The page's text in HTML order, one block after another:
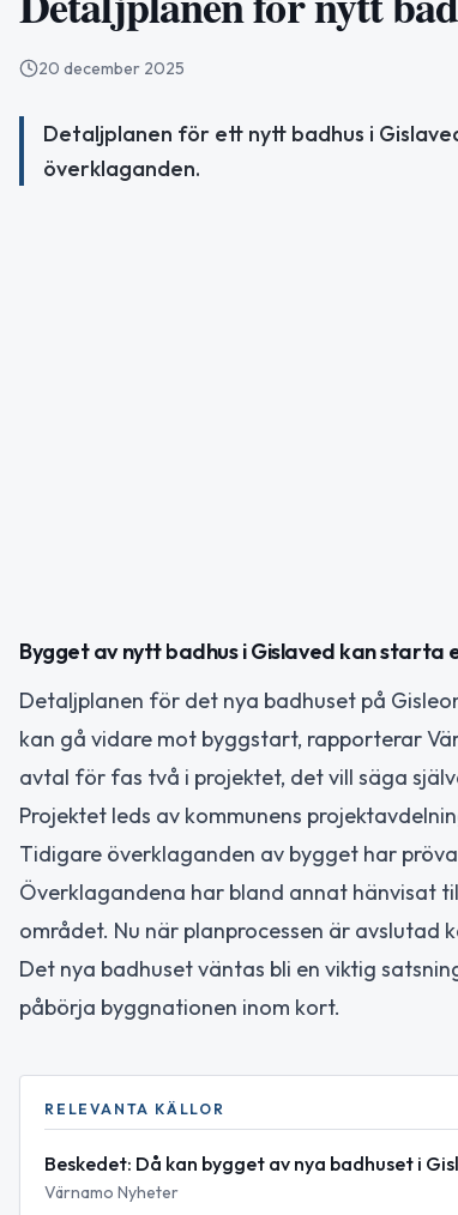
20 december 2025
Detaljplanen för ett nytt badhus i
överklaganden.
Bygget av nytt badhus i Gislaved kan
Detaljplanen för det nya badhuset på
kan gå vidare mot byggstart, rapporterar
avtal för fas två i projektet, det vill säga
Projektet leds av kommunens
Tidigare överklaganden av bygget har
Överklagandena har bland annat hänvisat
området. Nu när planprocessen är avslutad
Det nya badhuset väntas bli en viktig
påbörja byggnationen inom kort.
RELEVANTA KÄLLOR
Beskedet: Då kan bygget av nya badhuset i
Värnamo Nyheter